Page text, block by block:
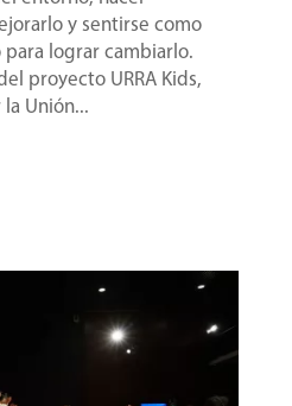
y sentirse como
lograr cambiarlo.
proyecto URRA Kids,
Unión...